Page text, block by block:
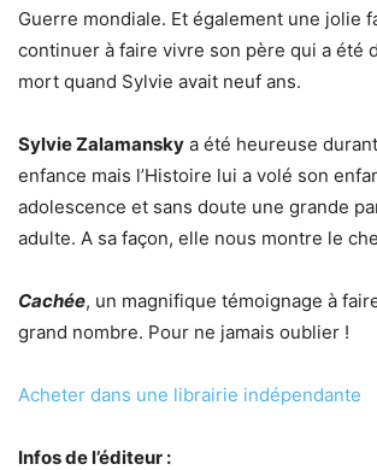
Guerre mondiale. Et également une jolie
continuer à faire vivre son père qui a été
mort quand Sylvie avait neuf ans.
Sylvie Zalamansky a été heureuse
enfance mais l’Histoire lui a volé son
adolescence et sans doute une grande
adulte. A sa façon, elle nous montre le
Cachée, un magnifique témoignage à
grand nombre. Pour ne jamais oublier !
Acheter dans une librairie indépendante
Infos de l’éditeur :